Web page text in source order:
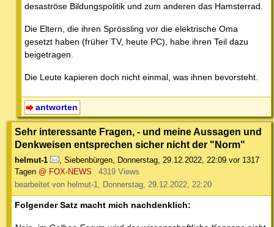
desaströse Bildungspolitik und zum anderen das Hamsterrad.
Die Eltern, die ihren Sprössling vor die elektrische Oma
gesetzt haben (früher TV, heute PC), habe ihren Teil dazu
beigetragen.
Die Leute kapieren doch nicht einmal, was ihnen bevorsteht.
antworten
Sehr interessante Fragen, - und meine Aussagen und
Denkweisen entsprechen sicher nicht der "Norm"
helmut-1 Siebenbürgen Donnerstag, 29.12.2022, 22:09 vor 1317
Tagen @ FOX-NEWS
4319 Views
bearbeitet von helmut-1, Donnerstag, 29.12.2022, 22:20
Folgender Satz macht mich nachdenklich: